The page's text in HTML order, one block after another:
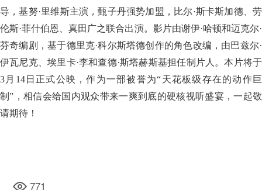
导，基努·里维斯主演，甄子丹强势加盟，比尔·斯卡斯加德、劳
伦斯·菲什伯恩、真田广之联合出演。影片由谢伊·哈顿和迈克尔·
芬奇编剧，基于德里克·科尔斯塔德创作的角色改编，由巴兹尔·
伊瓦尼克、埃里卡·李和查德·斯塔赫斯基担任制片人。本片将于
3月14日正式公映，作为一部被誉为“天花板级存在的动作巨
制”，相信会给国内观众带来一爽到底的硬核视听盛宴，一起敬
请期待！
771